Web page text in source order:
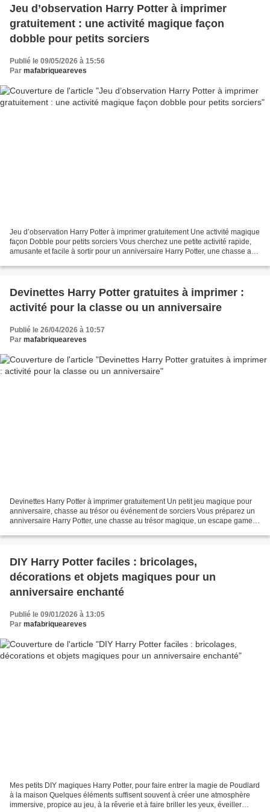
Jeu d’observation Harry Potter à imprimer
gratuitement : une activité magique façon
dobble pour petits sorciers
Publié le 09/05/2026 à 15:56
Par mafabriqueareves
Jeu d’observation Harry Potter à imprimer gratuitement Une activité magique
façon Dobble pour petits sorciers Vous cherchez une petite activité rapide,
amusante et facile à sortir pour un anniversaire Harry Potter, une chasse au
Devinettes Harry Potter gratuites à imprimer :
activité pour la classe ou un anniversaire
Publié le 26/04/2026 à 10:57
Par mafabriqueareves
Devinettes Harry Potter à imprimer gratuitement Un petit jeu magique pour
anniversaire, chasse au trésor ou événement de sorciers Vous préparez un
anniversaire Harry Potter, une chasse au trésor magique, un escape game
DIY Harry Potter faciles : bricolages,
décorations et objets magiques pour un
anniversaire enchanté
Publié le 09/01/2026 à 13:05
Par mafabriqueareves
Mes petits DIY magiques Harry Potter, pour faire entrer la magie de Poudlard
à la maison Quelques éléments suffisent souvent à créer une atmosphère
immersive, propice au jeu, à la rêverie et à faire briller les yeux, éveiller